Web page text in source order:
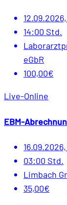
14:00 Std.
eGbR
100,00€
Live-Online
EBM-
03:00 Std.
Limbach
35,00€